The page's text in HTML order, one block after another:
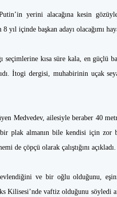
yerini alacağına kesin
8 yıl içinde başkan adayı olacağımı
kısa süre kala, en güçlü
İtogi dergisi, muhabirinin uçak
Medvedev, ailesiyle beraber 40
plak almanın bile kendisi için zor
de çöpçü olarak çalıştığını açıkladı.
evlendiğini ve bir oğlu olduğunu,
Kilisesi’nde vaftiz olduğunu